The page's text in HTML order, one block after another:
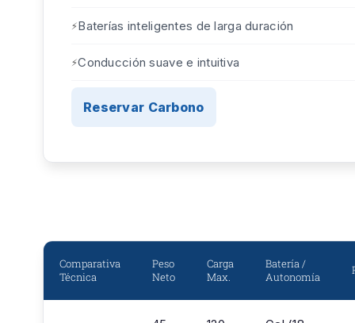
Baterías inteligentes de larga duración
Conducción suave e intuitiva
Reservar Carbono
Comparativa
Técnica
Peso
Neto
Carga
Max.
Batería /
Autonomía